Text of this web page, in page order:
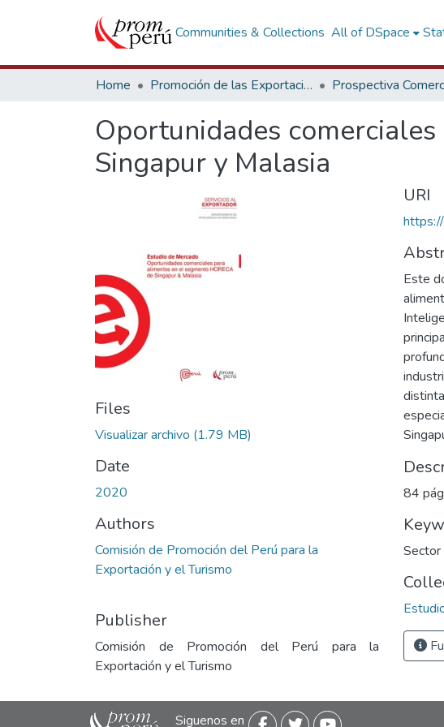
Communities & Collections All of DSpace
Home Promoción de las Exportaciones Prospectiva
Oportunidades
Singapur y Malasia
Files
Visualizar archivo (1.79 MB)
Date
2020
Authors
Comisión de Promoción del Perú para la
Exportación y el Turismo
Publisher
Comisión de Promoción del Perú para la
Exportación y el Turismo
URI
Este
84
Sector
Siguenos en